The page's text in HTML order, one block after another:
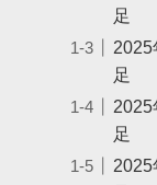
足
足
足